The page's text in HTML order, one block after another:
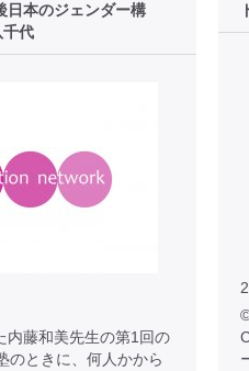
本のジェンダー構
千代
藤和美先生の第1回の
のときに、何人かから